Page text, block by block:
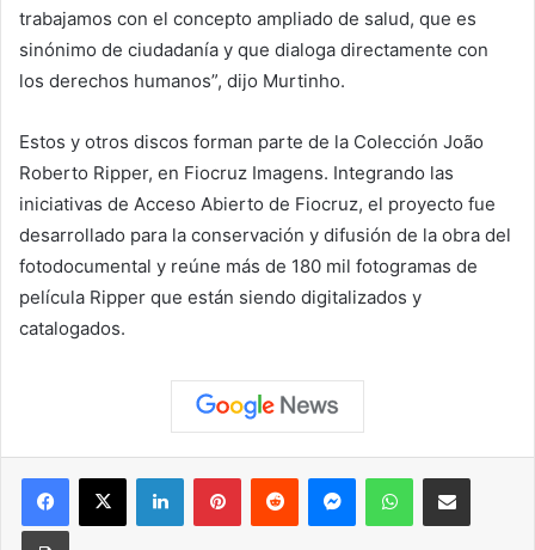
trabajamos con el concepto ampliado de salud, que es
sinónimo de ciudadanía y que dialoga directamente con
los derechos humanos”, dijo Murtinho.
Estos y otros discos forman parte de la Colección João
Roberto Ripper, en Fiocruz Imagens. Integrando las
iniciativas de Acceso Abierto de Fiocruz, el proyecto fue
desarrollado para la conservación y difusión de la obra del
fotodocumental y reúne más de 180 mil fotogramas de
película Ripper que están siendo digitalizados y
catalogados.
Facebook
X LinkedInPinterestReddit MessengerWhatsAppCompartir vía correo
Imprimir